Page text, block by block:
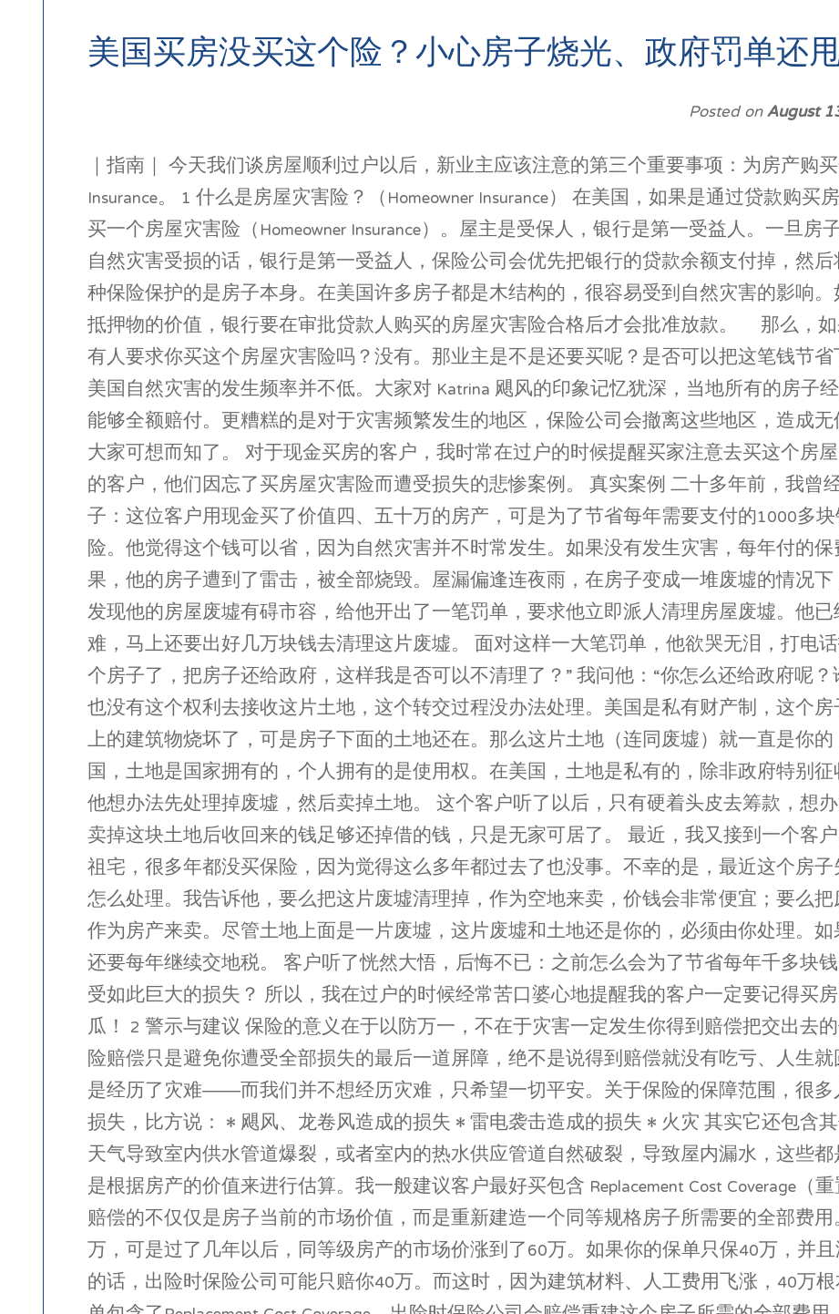
美国买房没买这个险？小心房子烧光、政府罚单还
Posted onAugust
｜指南｜ 今天我们谈房屋顺利过户以后，新业主应该注意的第三个重要事项：为房产购
Insurance。 1 什么是房屋灾害险？（Homeowner Insurance） 在美国，如果是通过贷款购
买一个房屋灾害险（Homeowner Insurance）。屋主是受保人，银行是第一受益人。一旦
自然灾害受损的话，银行是第一受益人，保险公司会优先把银行的贷款余额支付掉，然
种保险保护的是房子本身。在美国许多房子都是木结构的，很容易受到自然灾害的影响
抵押物的价值，银行要在审批贷款人购买的房屋灾害险合格后才会批准放款。 那么，
有人要求你买这个房屋灾害险吗？没有。那业主是不是还要买呢？是否可以把这笔钱节
美国自然灾害的发生频率并不低。大家对 Katrina 飓风的印象记忆犹深，当地所有的房子
能够全额赔付。更糟糕的是对于灾害频繁发生的地区，保险公司会撤离这些地区，造成
大家可想而知了。 对于现金买房的客户，我时常在过户的时候提醒买家注意去买这个房
的客户，他们因忘了买房屋灾害险而遭受损失的悲惨案例。 真实案例 二十多年前，我曾
子：这位客户用现金买了价值四、五十万的房产，可是为了节省每年需要支付的1000多
险。他觉得这个钱可以省，因为自然灾害并不时常发生。如果没有发生灾害，每年付的
果，他的房子遭到了雷击，被全部烧毁。屋漏偏逢连夜雨，在房子变成一堆废墟的情况
发现他的房屋废墟有碍市容，给他开出了一笔罚单，要求他立即派人清理房屋废墟。他
难，马上还要出好几万块钱去清理这片废墟。 面对这样一大笔罚单，他欲哭无泪，打电
个房子了，把房子还给政府，这样我是否可以不清理了？” 我问他：“你怎么还给政府呢
也没有这个权利去接收这片土地，这个转交过程没办法处理。美国是私有财产制，这个
上的建筑物烧坏了，可是房子下面的土地还在。那么这片土地（连同废墟）就一直是你
国，土地是国家拥有的，个人拥有的是使用权。在美国，土地是私有的，除非政府特别
他想办法先处理掉废墟，然后卖掉土地。 这个客户听了以后，只有硬着头皮去筹款，想
卖掉这块土地后收回来的钱足够还掉借的钱，只是无家可居了。 最近，我又接到一个客
祖宅，很多年都没买保险，因为觉得这么多年都过去了也没事。不幸的是，最近这个房
怎么处理。我告诉他，要么把这片废墟清理掉，作为空地来卖，价钱会非常便宜；要么
作为房产来卖。尽管土地上面是一片废墟，这片废墟和土地还是你的，必须由你处理。
还要每年继续交地税。 客户听了恍然大悟，后悔不已：之前怎么会为了节省每年千多块
受如此巨大的损失？ 所以，我在过户的时候经常苦口婆心地提醒我的客户一定要记得买
瓜！ 2 警示与建议 保险的意义在于以防万一，不在于灾害一定发生你得到赔偿把交出去
险赔偿只是避免你遭受全部损失的最后一道屏障，绝不是说得到赔偿就没有吃亏、人生
是经历了灾难——而我们并不想经历灾难，只希望一切平安。关于保险的保障范围，很
损失，比方说： • 飓风、龙卷风造成的损失 • 雷电袭击造成的损失 • 火灾 其实它还包含
天气导致室内供水管道爆裂，或者室内的热水供应管道自然破裂，导致屋内漏水，这些
是根据房产的价值来进行估算。我一般建议客户最好买包含 Replacement Cost Coverage
赔偿的不仅仅是房子当前的市场价值，而是重新建造一个同等规格房子所需要的全部费
万，可是过了几年以后，同等级房产的市场价涨到了60万。如果你的保单只保40万，并且
的话，出险时保险公司可能只赔你40万。而这时，因为建筑材料、人工费用飞涨，40万